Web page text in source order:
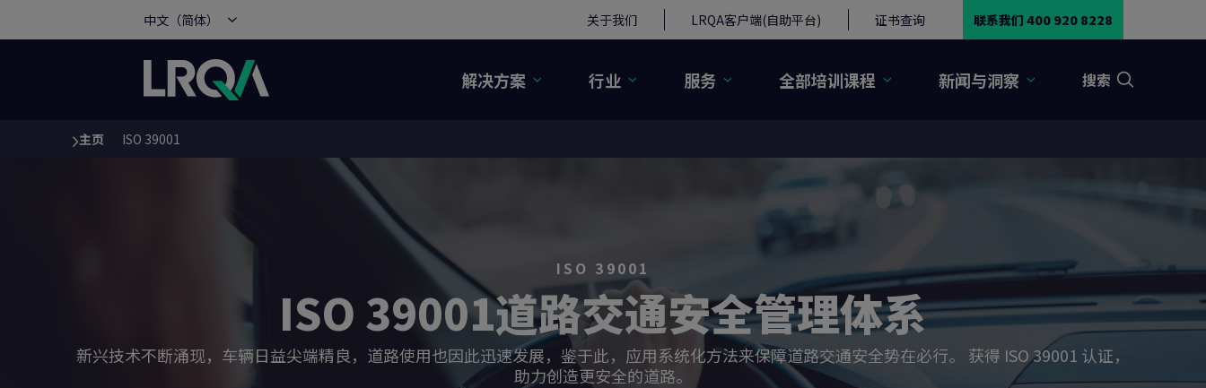
中文（简体） 关于我们 LRQA客户端(自助平台) 证书查询 联系我们 400 920 8228
解决方案 行业 服务 全部培训课程 新闻与洞察 搜索
You are here:主页 ISO 39001
ISO 39001道路交通安全管理体系
新兴技术不断涌现，车辆日益尖端精良，道路使用也因此迅速发展，鉴于此，应用系统化方法来保障道路交通安全势在必行。 获得 ISO 39001 认证，
助力创造更安全的道路。
ISO 39001